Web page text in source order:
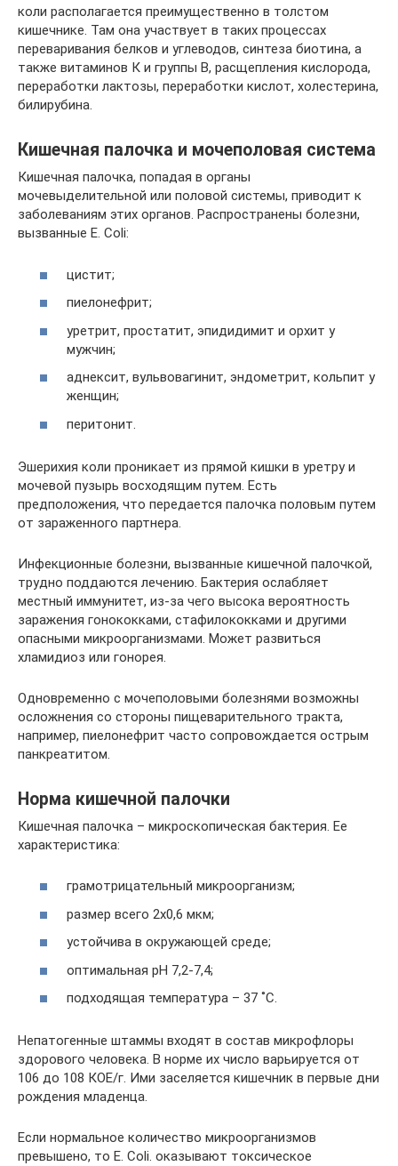
коли располагается преимущественно в толстом
кишечнике. Там она участвует в таких процессах
переваривания белков и углеводов, синтеза биотина, а
также витаминов К и группы В, расщепления кислорода,
переработки лактозы, переработки кислот, холестерина,
билирубина.
Кишечная палочка и мочеполовая система
Кишечная палочка, попадая в органы
мочевыделительной или половой системы, приводит к
заболеваниям этих органов. Распространены болезни,
вызванные E. Coli:
цистит;
пиелонефрит;
уретрит, простатит, эпидидимит и орхит у
мужчин;
аднексит, вульвовагинит, эндометрит, кольпит у
женщин;
перитонит.
Эшерихия коли проникает из прямой кишки в уретру и
мочевой пузырь восходящим путем. Есть
предположения, что передается палочка половым путем
от зараженного партнера.
Инфекционные болезни, вызванные кишечной палочкой,
трудно поддаются лечению. Бактерия ослабляет
местный иммунитет, из-за чего высока вероятность
заражения гонококками, стафилококками и другими
опасными микроорганизмами. Может развиться
хламидиоз или гонорея.
Одновременно с мочеполовыми болезнями возможны
осложнения со стороны пищеварительного тракта,
например, пиелонефрит часто сопровождается острым
панкреатитом.
Норма кишечной палочки
Кишечная палочка – микроскопическая бактерия. Ее
характеристика:
грамотрицательный микроорганизм;
размер всего 2х0,6 мкм;
устойчива в окружающей среде;
оптимальная рН 7,2-7,4;
подходящая температура – 37 ˚С.
Непатогенные штаммы входят в состав микрофлоры
здорового человека. В норме их число варьируется от
106 до 108 КОЕ/г. Ими заселяется кишечник в первые дни
рождения младенца.
Если нормальное количество микроорганизмов
превышено, то E. Coli. оказывают токсическое